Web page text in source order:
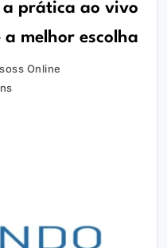
a prática ao vivo
melhor escolha
Online